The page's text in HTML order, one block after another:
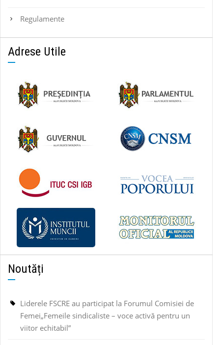
Regulamente
Adrese Utile
Noutăți
Liderele FSCRE au participat la Forumul Comisiei de
Femei„Femeile sindicaliste – voce activă pentru un
viitor echitabil”